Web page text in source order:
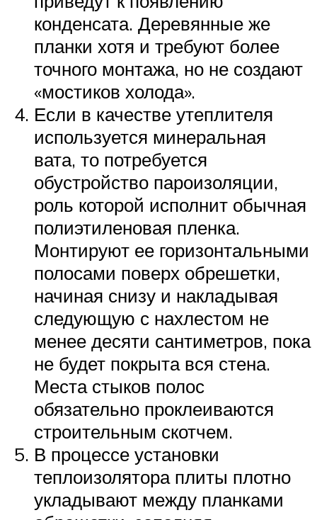
конденсата. Деревянные же
планки хотя и требуют более
точного монтажа, но не создают
«мостиков холода».
Если в качестве утеплителя
используется минеральная
вата, то потребуется
обустройство пароизоляции,
роль которой исполнит обычная
полиэтиленовая пленка.
Монтируют ее горизонтальными
полосами поверх обрешетки,
начиная снизу и накладывая
следующую с нахлестом не
менее десяти сантиметров, пока
не будет покрыта вся стена.
Места стыков полос
обязательно проклеиваются
строительным скотчем.
В процессе установки
теплоизолятора плиты плотно
укладывают между планками